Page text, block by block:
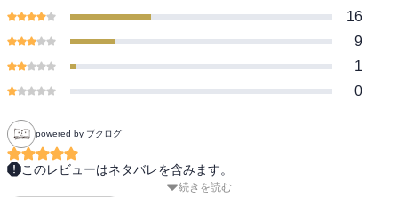
16
9
1
0
powered by ブクログ
このレビューはネタバレを含みます。
負けた北央と新と千早たちと。それぞれの想いがよく出ている。千
続きを読む